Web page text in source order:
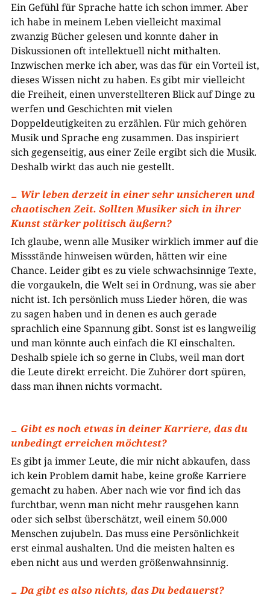
Ein Gefühl für Sprache hatte ich schon immer. Aber
ich habe in meinem Leben vielleicht maximal
zwanzig Bücher gelesen und konnte daher in
Diskussionen oft intellektuell nicht mithalten.
Inzwischen merke ich aber, was das für ein Vorteil ist,
dieses Wissen nicht zu haben. Es gibt mir vielleicht
die Freiheit, einen unverstellteren Blick auf Dinge zu
werfen und Geschichten mit vielen
Doppeldeutigkeiten zu erzählen. Für mich gehören
Musik und Sprache eng zusammen. Das inspiriert
sich gegenseitig, aus einer Zeile ergibt sich die Musik.
Deshalb wirkt das auch nie gestellt.
Wir leben derzeit in einer sehr unsicheren und
chaotischen Zeit. Sollten Musiker sich in ihrer
Kunst stärker politisch äußern?
Ich glaube, wenn alle Musiker wirklich immer auf die
Missstände hinweisen würden, hätten wir eine
Chance. Leider gibt es zu viele schwachsinnige Texte,
die vorgaukeln, die Welt sei in Ordnung, was sie aber
nicht ist. Ich persönlich muss Lieder hören, die was
zu sagen haben und in denen es auch gerade
sprachlich eine Spannung gibt. Sonst ist es langweilig
und man könnte auch einfach die KI einschalten.
Deshalb spiele ich so gerne in Clubs, weil man dort
die Leute direkt erreicht. Die Zuhörer dort spüren,
dass man ihnen nichts vormacht.
Gibt es noch etwas in deiner Karriere, das du
unbedingt erreichen möchtest?
Es gibt ja immer Leute, die mir nicht abkaufen, dass
ich kein Problem damit habe, keine große Karriere
gemacht zu haben. Aber nach wie vor find ich das
furchtbar, wenn man nicht mehr rausgehen kann
oder sich selbst überschätzt, weil einem 50.000
Menschen zujubeln. Das muss eine Persönlichkeit
erst einmal aushalten. Und die meisten halten es
eben nicht aus und werden größenwahnsinnig.
Da gibt es also nichts, das Du bedauerst?